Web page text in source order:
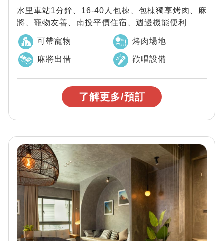
水里車站1分鐘、16-40人包棟、包棟獨享烤肉、麻
將、寵物友善、南投平價住宿、週邊機能便利
可帶寵物 烤肉場地
麻將出借 歡唱設備
了解更多/預訂